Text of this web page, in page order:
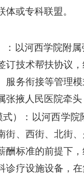
或专科联盟。
：以河西学院附
技术帮扶协议
务衔接等管理
掖人民医院牵头
）：以河西学
、西街、北街
标准的前提下
疗设施设备，